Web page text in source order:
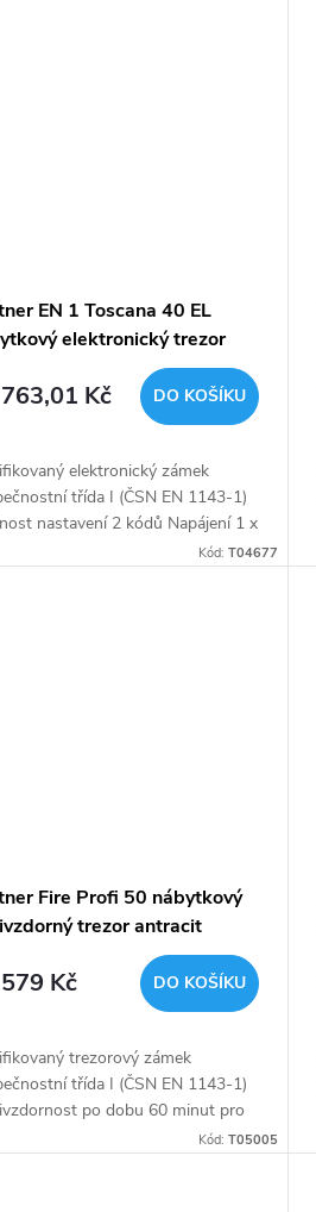
EN 1 Toscana 40 EL
elektronický trezor
Kč DO KOŠÍKU
elektronický zámek
třída I (ČSN EN 1143-1)
nastavení 2 kódů Napájení 1 x
Kód: T04677
Fire Profi 50 nábytkový
trezor antracit
Kč DO KOŠÍKU
trezorový zámek
třída I (ČSN EN 1143-1)
po dobu 60 minut pro
Kód: T05005